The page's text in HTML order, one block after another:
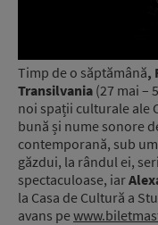
Timp de o săptămână,
Transilvania (27 mai –
noi spații culturale ale
bună și nume sonore
contemporană, sub
găzdui, la rândul ei,
spectaculoase, iar
la Casa de Cultură a
avans pe